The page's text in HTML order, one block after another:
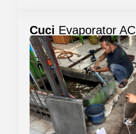
Cuci Evaporator AC